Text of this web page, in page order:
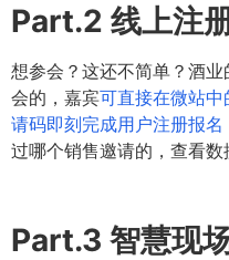
Part.2 线上注
想参会？这还不简单？酒
会的，嘉宾可直接在微站
请码即刻完成用户注册报名
过哪个销售邀请的，查看数
Part.3 智慧现